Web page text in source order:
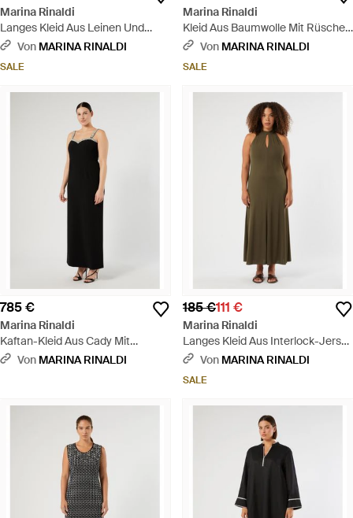
Marina Rinaldi
Langes Kleid Aus Leinen Und
Viskose Mit Nadelstreifen -
Von MARINA RINALDI
SALE
Marina Rinaldi
Kleid Aus Baumwolle Mit Rüschen
- RotVon MARINA RINALDI
SALE
785 €
Marina Rinaldi
Kaftan-Kleid Aus Cady Mit
Stickerei - Schwarz
Von MARINA RINALDI
185 €111 €
Marina Rinaldi
Langes Kleid Aus Interlock-Jersey
- Grün
Von MARINA RINALDI
SALE